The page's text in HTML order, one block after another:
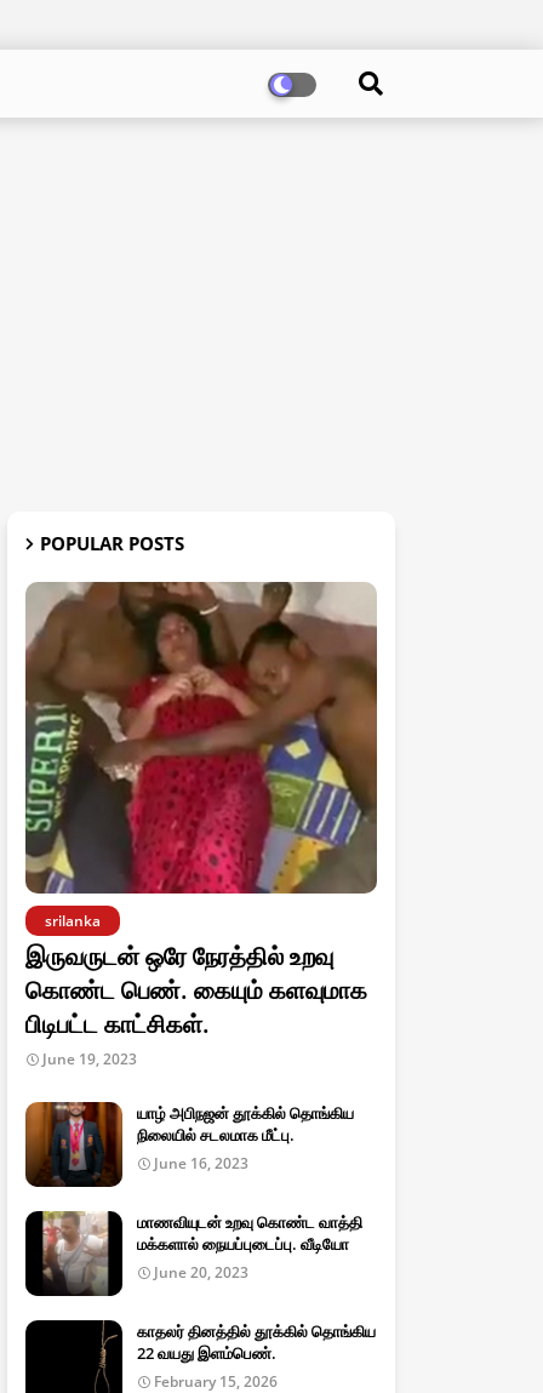
POPULAR POSTS
srilanka
இருவருடன் ஒரே நேரத்தில் உறவு
கொண்ட பெண். கையும் களவுமாக
பிடிபட்ட காட்சிகள்.
June 19, 2023
யாழ் அபிநஜன் தூக்கில் தொங்கிய
நிலையில் சடலமாக மீட்பு.
June 16, 2023
மாணவியுடன் உறவு கொண்ட வாத்தி
மக்களால் நையப்புடைப்பு. வீடியோ
June 20, 2023
காதலர் தினத்தில் தூக்கில் தொங்கிய
22 வயது இளம்பெண்.
February 15, 2026